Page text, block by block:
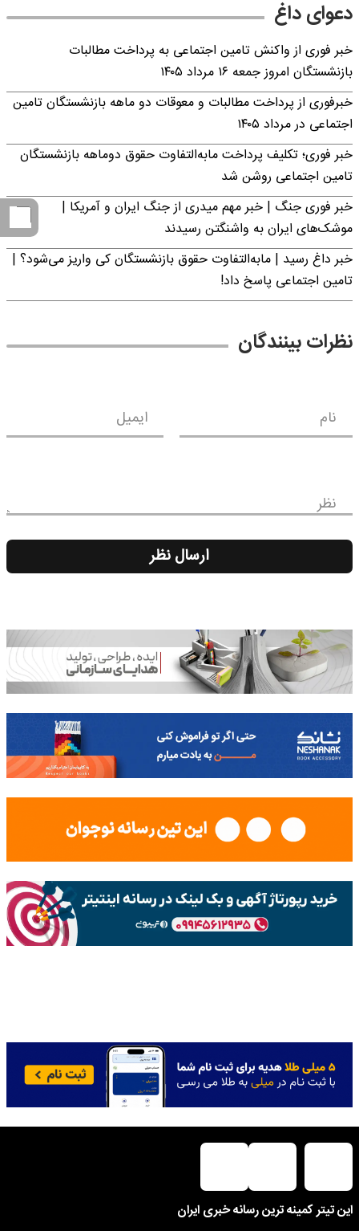
دعوای داغ
خبر فوری از واکنش تامین اجتماعی به پرداخت مطالبات
بازنشستگان امروز جمعه ۱۶ مرداد ۱۴۰۵
خبرفوری از پرداخت مطالبات و معوقات دو ماهه بازنشستگان تامین
اجتماعی در مرداد ۱۴۰۵
خبر فوری؛ تکلیف پرداخت مابه‌التفاوت حقوق دوماهه بازنشستگان
تامین اجتماعی روشن شد
خبر فوری جنگ | خبر مهم میدری از جنگ ایران و آمریکا |
موشک‌های ایران به واشنگتن رسیدند
خبر داغ رسید | مابه‌التفاوت حقوق بازنشستگان کی واریز می‌شود؟ |
تامین اجتماعی پاسخ داد!
نظرات بینندگان
نام ایمیل
نظر
ارسال نظر
این تیتر کمینه ترین رسانه خبری ایران